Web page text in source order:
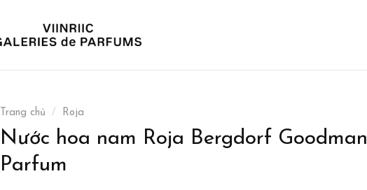
Trang chủ / Roja
Nước hoa nam Roja Bergdorf Goodman
Parfum